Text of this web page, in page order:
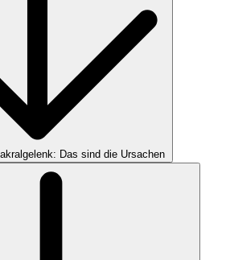
Das sind die Ursachen